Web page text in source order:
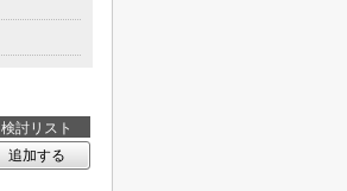
検討リスト
追加する